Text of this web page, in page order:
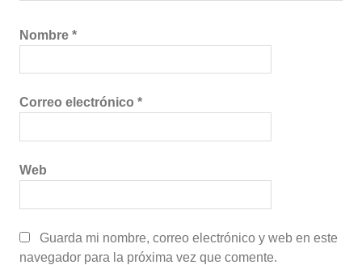
Nombre *
Correo electrónico *
Web
Guarda mi nombre, correo electrónico y web en este
navegador para la próxima vez que comente.